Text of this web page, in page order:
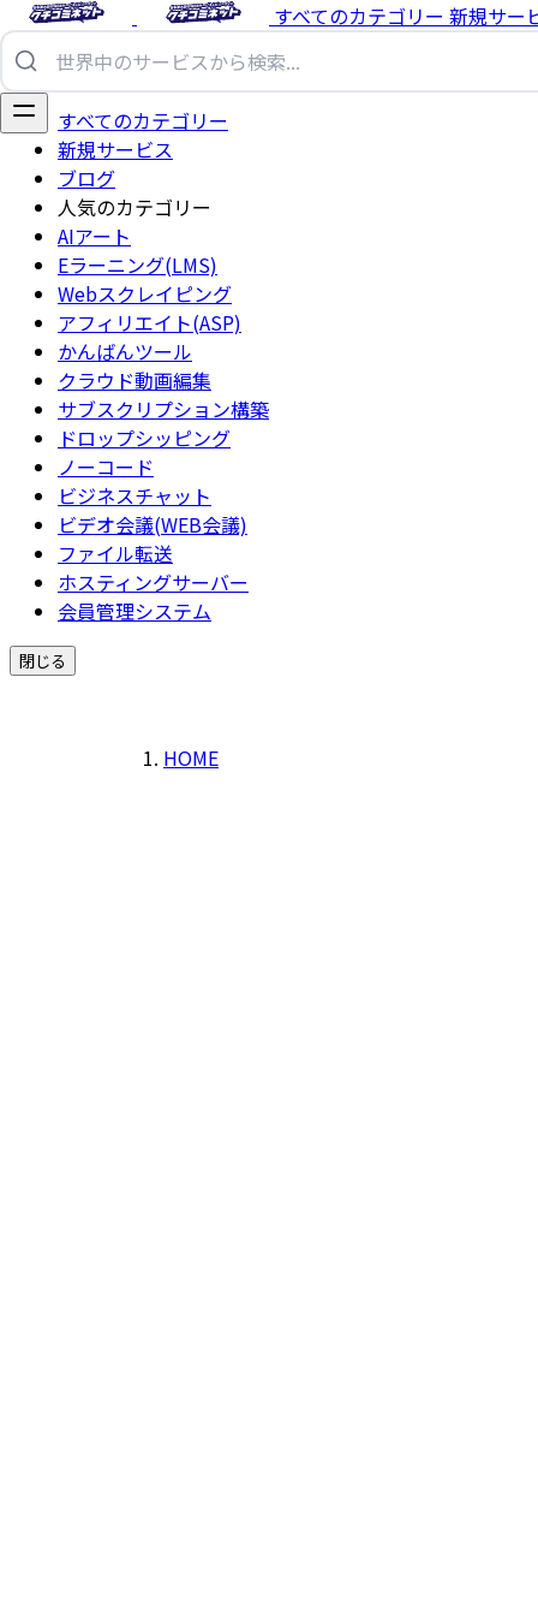
すべてのカテゴリー 新規サー
すべてのカテゴリー
新規サービス
ブログ
人気のカテゴリー
AIアート
Eラーニング(LMS)
Webスクレイピング
アフィリエイト(ASP)
かんばんツール
クラウド動画編集
サブスクリプション構築
ドロップシッピング
ノーコード
ビジネスチャット
ビデオ会議(WEB会議)
ファイル転送
ホスティングサーバー
会員管理システム
閉じる
HOME